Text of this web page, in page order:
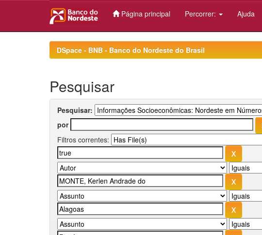
Página principal Percorrer: Ajuda
DSpace - BNB - Banco do Nordeste do Brasil
Pesquisar
Pesquisar:
por
Filtros correntes: